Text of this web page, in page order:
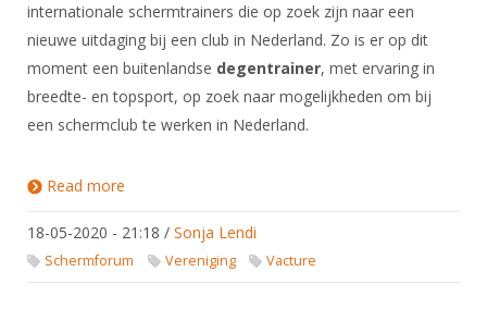
internationale schermtrainers die op zoek zijn naar een
nieuwe uitdaging bij een club in Nederland. Zo is er op dit
moment een buitenlandse degentrainer, met ervaring in
breedte- en topsport, op zoek naar mogelijkheden om bij
een schermclub te werken in Nederland.
Read more
18-05-2020 - 21:18 / Sonja Lendi
Schermforum Vereniging Vacture